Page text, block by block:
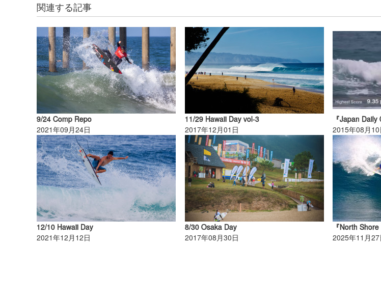
関連する記事
9/24 Comp Repo
2021年09月24日
11/29 Hawaii Day vol-3
2017年12月01日
『Japan
2015年08月10
12/10 Hawaii Day
2021年12月12日
8/30 Osaka Day
2017年08月30日
2025年11月27